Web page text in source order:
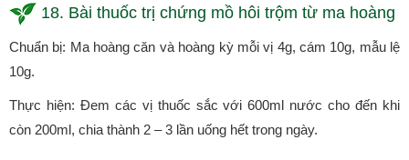
18. Bài thuốc trị chứng mồ hôi trộm từ ma hoàng
Chuẩn bị: Ma hoàng căn và hoàng kỳ mỗi vị 4g, cám 10g, mẫu lệ
10g.
Thực hiện: Đem các vị thuốc sắc với 600ml nước cho đến khi
còn 200ml, chia thành 2 – 3 lần uống hết trong ngày.